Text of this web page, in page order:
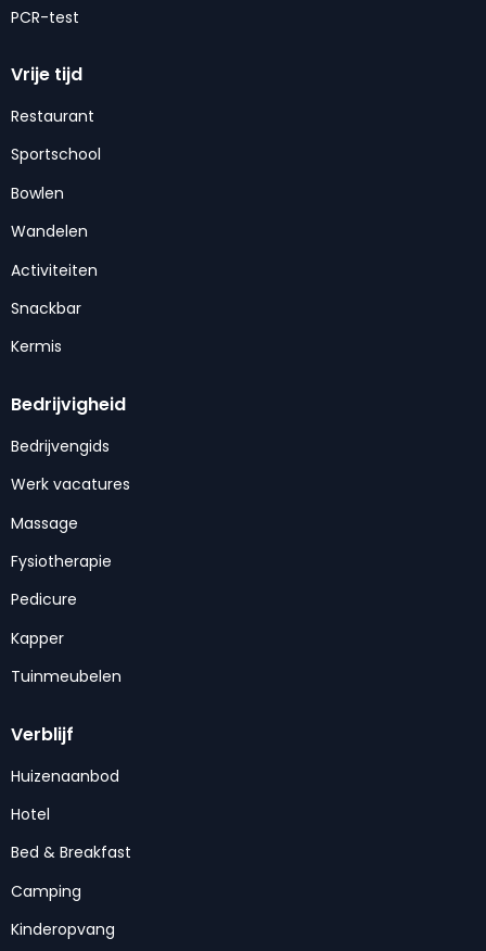
PCR-test
Vrije tijd
Restaurant
Sportschool
Bowlen
Wandelen
Activiteiten
Snackbar
Kermis
Bedrijvigheid
Bedrijvengids
Werk vacatures
Massage
Fysiotherapie
Pedicure
Kapper
Tuinmeubelen
Verblijf
Huizenaanbod
Hotel
Bed & Breakfast
Camping
Kinderopvang